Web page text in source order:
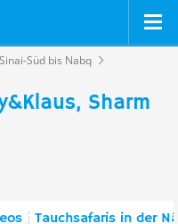
Sinai-Süd bis Nabq
Sharm
Tauchsafaris in der